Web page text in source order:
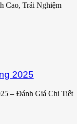
Cao, Trải Nghiệm
2025
– Đánh Giá Chi Tiết